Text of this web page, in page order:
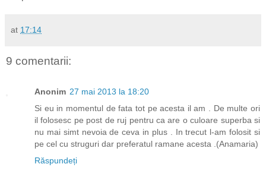
at 17:14
9 comentarii:
Anonim 27 mai 2013 la 18:20
Si eu in momentul de fata tot pe acesta il am . De multe ori
il folosesc pe post de ruj pentru ca are o culoare superba si
nu mai simt nevoia de ceva in plus . In trecut l-am folosit si
pe cel cu struguri dar preferatul ramane acesta .(Anamaria)
Răspundeți